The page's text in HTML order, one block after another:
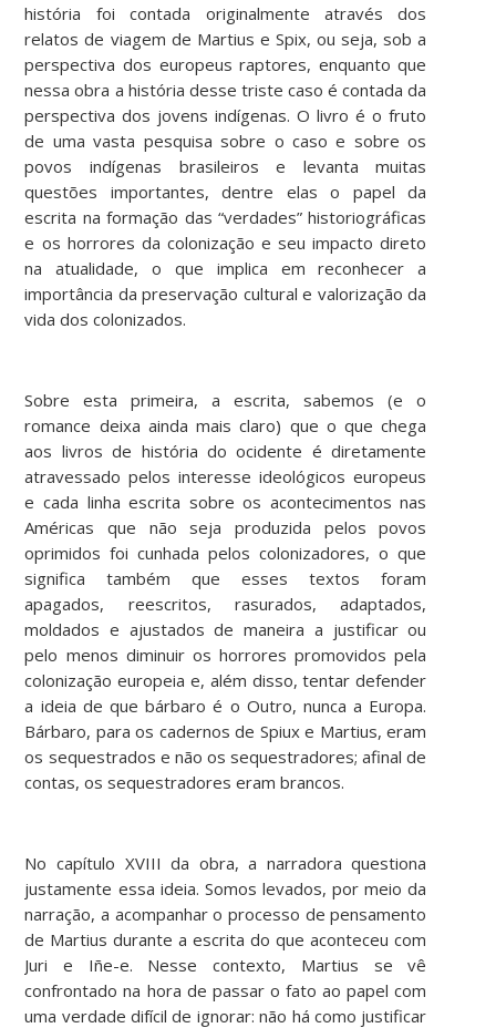
história foi contada originalmente através dos
relatos de viagem de Martius e Spix, ou seja, sob a
perspectiva dos europeus raptores, enquanto que
nessa obra a história desse triste caso é contada da
perspectiva dos jovens indígenas. O livro é o fruto
de uma vasta pesquisa sobre o caso e sobre os
povos indígenas brasileiros e levanta muitas
questões importantes, dentre elas o papel da
escrita na formação das “verdades” historiográficas
e os horrores da colonização e seu impacto direto
na atualidade, o que implica em reconhecer a
importância da preservação cultural e valorização da
vida dos colonizados.
Sobre esta primeira, a escrita, sabemos (e o
romance deixa ainda mais claro) que o que chega
aos livros de história do ocidente é diretamente
atravessado pelos interesse ideológicos europeus
e cada linha escrita sobre os acontecimentos nas
Américas que não seja produzida pelos povos
oprimidos foi cunhada pelos colonizadores, o que
significa também que esses textos foram
apagados, reescritos, rasurados, adaptados,
moldados e ajustados de maneira a justificar ou
pelo menos diminuir os horrores promovidos pela
colonização europeia e, além disso, tentar defender
a ideia de que bárbaro é o Outro, nunca a Europa.
Bárbaro, para os cadernos de Spiux e Martius, eram
os sequestrados e não os sequestradores; afinal de
contas, os sequestradores eram brancos.
No capítulo XVIII da obra, a narradora questiona
justamente essa ideia. Somos levados, por meio da
narração, a acompanhar o processo de pensamento
de Martius durante a escrita do que aconteceu com
Juri e Iñe-e. Nesse contexto, Martius se vê
confrontado na hora de passar o fato ao papel com
uma verdade difícil de ignorar: não há como justificar